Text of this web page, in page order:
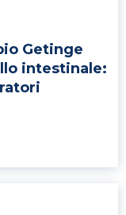
Getinge
intestinale: